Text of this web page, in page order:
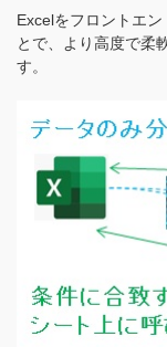
Excelをフロントエ
とで、より高度で柔
す。